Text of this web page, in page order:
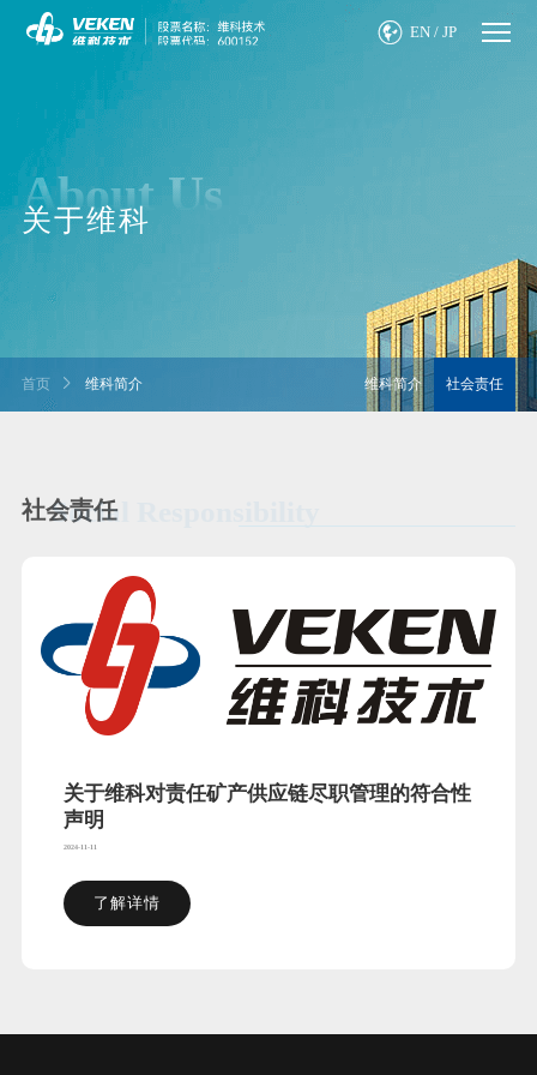
 EN/ JP
About Us
关于维科
首页  维科简介 维科简介 社会责任
社会责任
Social Responsibility
关于维科对责任矿产供应链尽职管理的符合性
声明
2024-11-11
了解详情